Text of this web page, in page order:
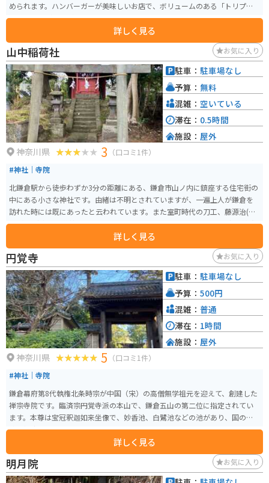
められます。ハンバーガーが美味しいお店で、ボリュームのある「トリプル
バーガー」が1番人気のメニューになります。
詳しく見る
山中稲荷社 お気に入り
神奈川県 3 （口コミ1件）
#神社｜寺院
北鎌倉駅から徒歩わずか3分の距離にある、鎌倉市山ノ内に鎮座する住宅街の
中にある小さな神社です。由緒は不明とされていますが、一遍上人が鎌倉を
訪れた時には既にあったと云われています。また室町時代の刀工、藤源治(と
うげんじ)家の屋敷神であったのではないかとも伝えられています。商売繁盛
や五穀豊穣の神様として信仰されており、地元の人々から親しまれていま
す。細い路地を抜けた突き当りにあるため、ひっそりとした雰囲気の中で参
拝をすることができます。
詳しく見る
駐車： 駐車場なし
予算： 無料
混雑： 空いている
滞在： 0.5時間
施設： 屋外
円覚寺 お気に入り
神奈川県 5 （口コミ1件）
#神社｜寺院
鎌倉幕府第8代執権北条時宗が中国（宋）の高僧無学祖元を迎えて、創建した
禅宗寺院です。臨済宗円覚寺派の本山で、鎌倉五山の第二位に指定されてい
ます。本尊は宝冠釈迦如来坐像で、妙香池、白鷺池などの池があり、国の名
勝に指定されています。
詳しく見る
駐車： 駐車場なし
予算： 500円
混雑： 普通
滞在： 1時間
施設： 屋外
明月院 お気に入り